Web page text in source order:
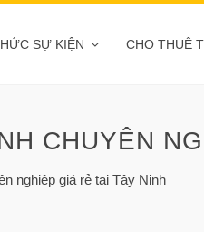
SỰ KIỆN CHO THUÊ
CHUYÊN
nghiệp giá rẻ tại Tây Ninh